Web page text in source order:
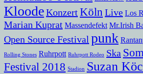
KloodeKonzert Köln Live Los
Marian Kuprat Massendefekt Mr.Irish
Open Source Festival punk
Rolling Stones Ruhrpott Ruhrpott Rodeo Ska
Festival 2018 Stadion Suzan